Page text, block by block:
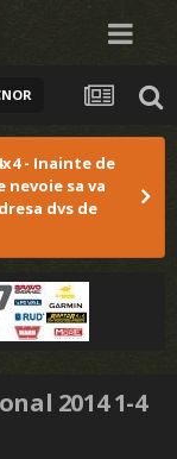
- Inainte de
nevoie sa va
dvs de
2014 1-4